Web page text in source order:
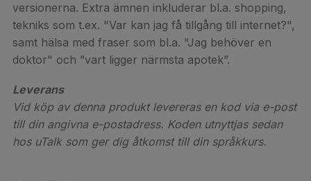
versionerna. Extra ämnen inkluderar bl.a. shopping,
tekniks som t.ex. "Var kan jag få tillgång till internet?",
samt hälsa med fraser som bl.a. "Jag behöver en
doktor" och ”vart ligger närmsta apotek”.
Leverans
Vid köp av denna produkt levereras en kod via e-post
till din angivna e-postadress. Koden utnyttjas sedan
hos uTalk som ger dig åtkomst till din språkkurs.